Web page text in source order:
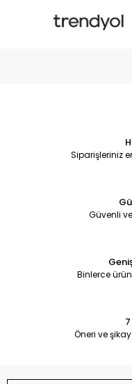
Siparişleriniz
Güvenli
Binlerce
Öneri ve